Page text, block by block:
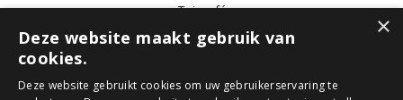
Tuincafé
Vacatures
×
Deze website maakt gebruik van
cookies.
Deze website gebruikt cookies om uw gebruikerservaring te